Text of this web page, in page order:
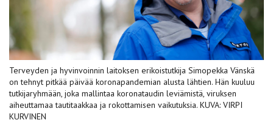
Terveyden ja hyvinvoinnin laitoksen erikoistutkija Simopekka Vänskä
on tehnyt pitkää päivää koronapandemian alusta lähtien. Hän kuuluu
tutkijaryhmään, joka mallintaa koronataudin leviämistä, viruksen
aiheuttamaa tautitaakkaa ja rokottamisen vaikutuksia. KUVA: VIRPI
KURVINEN